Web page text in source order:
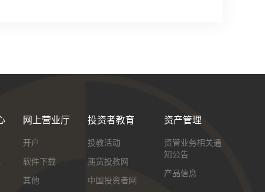
网上营业厅
开户
软件下载
其他
投资者教育
投教活动
期货投教网
中国投资者网
资产管理
资管业务相关通
知公告
产品信息